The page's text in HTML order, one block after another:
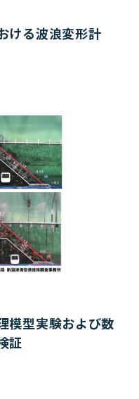
ける波浪変形計
模型実験および数
証